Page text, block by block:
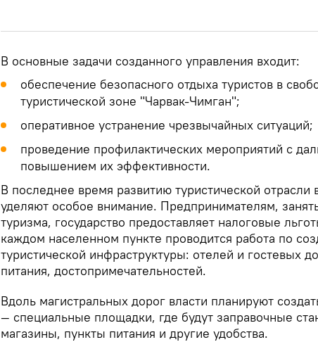
В основные задачи созданного управления входит:
обеспечение безопасного отдыха туристов в
туристической зоне "Чарвак-Чимган";
оперативное устранение чрезвычайных ситуаций;
проведение профилактических мероприятий с
повышением их эффективности.
В последнее время развитию туристической отрасли
уделяют особое внимание. Предпринимателям,
туризма, государство предоставляет налоговые
каждом населенном пункте проводится работа по
туристической инфраструктуры: отелей и гостевых
питания, достопримечательностей.
Вдоль магистральных дорог власти планируют
— специальные площадки, где будут заправочные
магазины, пункты питания и другие удобства.